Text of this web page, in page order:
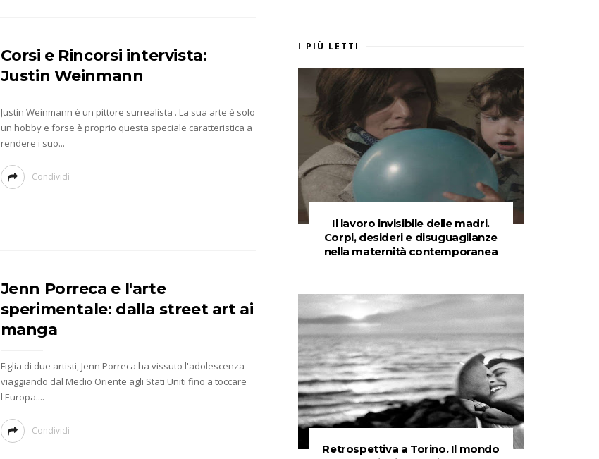
Corsi e Rincorsi intervista:
Justin Weinmann
Justin Weinmann è un pittore surrealista . La sua arte è solo
un hobby e forse è proprio questa speciale caratteristica a
rendere i suo...
Condividi
Jenn Porreca e l'arte
sperimentale: dalla street art ai
manga
Figlia di due artisti, Jenn Porreca ha vissuto l'adolescenza
viaggiando dal Medio Oriente agli Stati Uniti fino a toccare
l'Europa....
Condividi
I PIÙ LETTI
Il lavoro invisibile delle madri.
Corpi, desideri e disuguaglianze
nella maternità contemporanea
Retrospettiva a Torino. Il mondo